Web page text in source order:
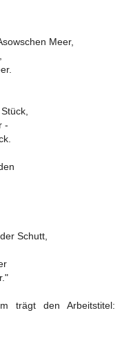
Meer,
-
Schutt,
trägt den Arbeitstitel: